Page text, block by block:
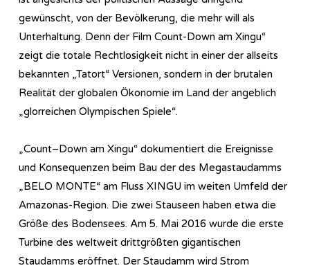
gewünscht, von der Bevölkerung, die mehr will als
Unterhaltung. Denn der Film Count-Down am Xingu“
zeigt die totale Rechtlosigkeit nicht in einer der allseits
bekannten „Tatort“ Versionen, sondern in der brutalen
Realität der globalen Ökonomie im Land der angeblich
„glorreichen Olympischen Spiele“.
„Count–Down am Xingu“ dokumentiert die Ereignisse
und Konsequenzen beim Bau der des Megastaudamms
„BELO MONTE“ am Fluss XINGU im weiten Umfeld der
Amazonas-Region. Die zwei Stauseen haben etwa die
Größe des Bodensees. Am 5. Mai 2016 wurde die erste
Turbine des weltweit drittgrößten gigantischen
Staudamms eröffnet. Der Staudamm wird Strom